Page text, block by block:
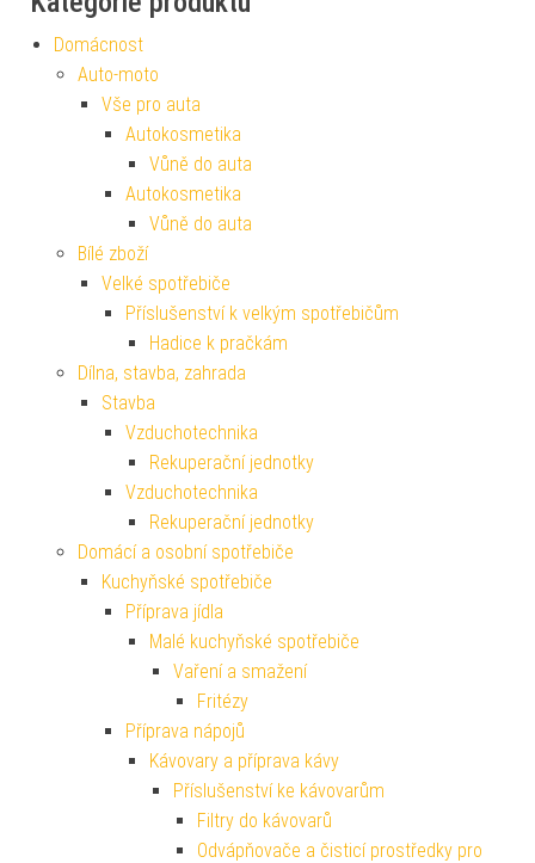
Domácnost
Auto-moto
Vše pro auta
Autokosmetika
Vůně do auta
Autokosmetika
Vůně do auta
Bílé zboží
Velké spotřebiče
Příslušenství k velkým spotřebičům
Hadice k pračkám
Dílna, stavba, zahrada
Stavba
Vzduchotechnika
Rekuperační jednotky
Vzduchotechnika
Rekuperační jednotky
Domácí a osobní spotřebiče
Kuchyňské spotřebiče
Příprava jídla
Malé kuchyňské spotřebiče
Vaření a smažení
Fritézy
Příprava nápojů
Kávovary a příprava kávy
Příslušenství ke kávovarům
Filtry do kávovarů
Odvápňovače a čisticí prostředky pro